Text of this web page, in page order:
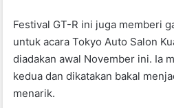
Festival GT-R ini juga memberi
untuk acara Tokyo Auto Salon
diadakan awal November ini. Ia
kedua dan dikatakan bakal
menarik.